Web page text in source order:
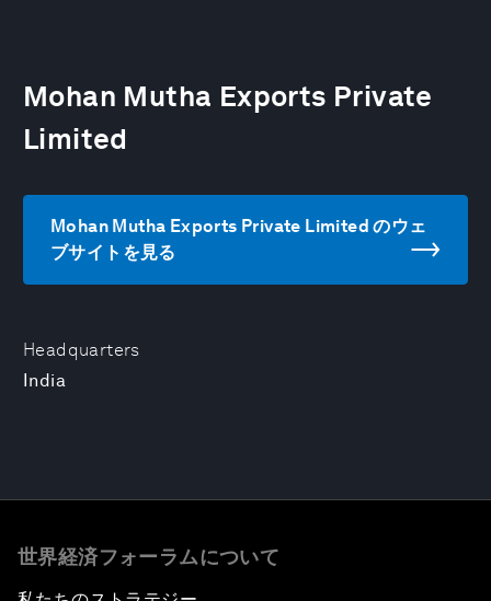
Headquarters
India
Mohan Mutha Exports Private
Limited
Mohan Mutha Exports Private Limited のウェ
ブサイトを見る
世界経済フォーラムについて